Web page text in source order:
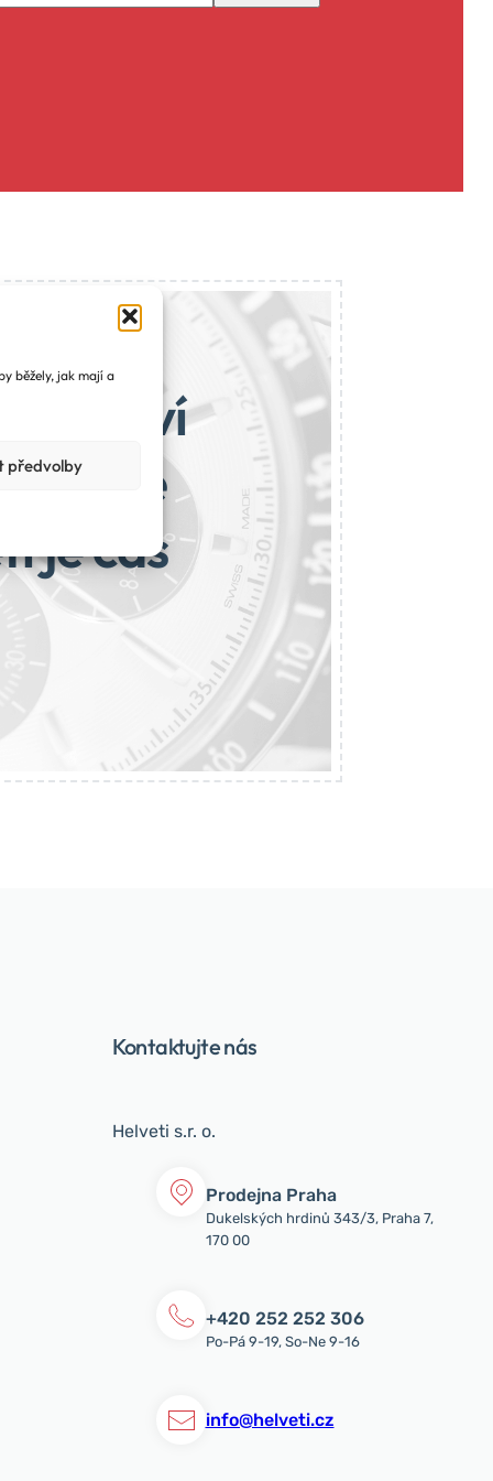
běžely, jak mají a
předvolby
je čas
Kontaktujte nás
Helveti s.r. o.
Prodejna Praha
Dukelských hrdinů 343/3, Praha 7,
170 00
+420 252 252 306
Po-Pá 9-19, So-Ne 9-16
info@helveti.cz